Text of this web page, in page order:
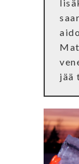
jää